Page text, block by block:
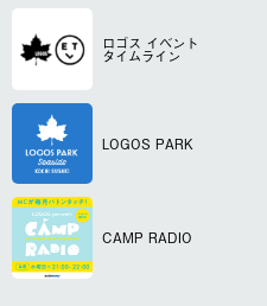
ロゴス イベント
タイムライン
LOGOS PARK
CAMP RADIO